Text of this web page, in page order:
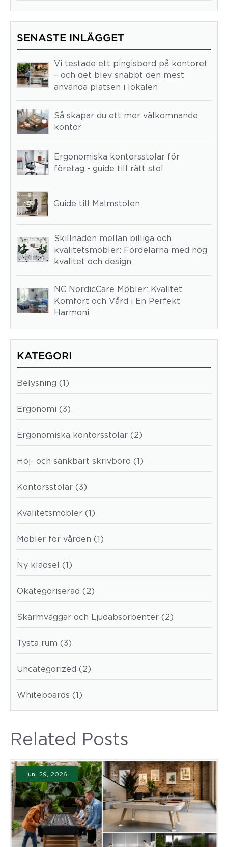
SENASTE INLÄGGET
Vi testade ett pingisbord på kontoret
– och det blev snabbt den mest
använda platsen i lokalen
Så skapar du ett mer välkomnande
kontor
Ergonomiska kontorsstolar för
företag - guide till rätt stol
Guide till Malmstolen
Skillnaden mellan billiga och
kvalitetsmöbler: Fördelarna med hög
kvalitet och design
NC NordicCare Möbler: Kvalitet,
Komfort och Vård i En Perfekt
Harmoni
KATEGORI
Belysning (1)
Ergonomi (3)
Ergonomiska kontorsstolar (2)
Höj- och sänkbart skrivbord (1)
Kontorsstolar (3)
Kvalitetsmöbler (1)
Möbler för vården (1)
Ny klädsel (1)
Okategoriserad (2)
Skärmväggar och Ljudabsorbenter (2)
Tysta rum (3)
Uncategorized (2)
Whiteboards (1)
Related Posts
juni 29, 2026